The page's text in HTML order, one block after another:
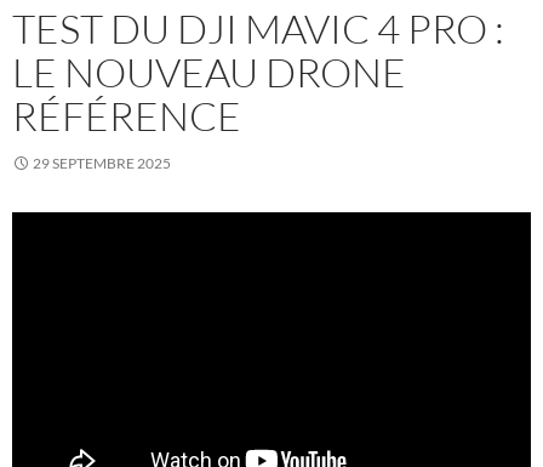
TEST DU DJI MAVIC 4 PRO :
LE NOUVEAU DRONE
RÉFÉRENCE
29 SEPTEMBRE 2025